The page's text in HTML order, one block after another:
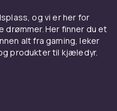
servermodul
og lagring,
kabinett.
kjøling og
og vi er her for
Her finner du et
alt fra gaming, leker
produkter til kjæledyr.